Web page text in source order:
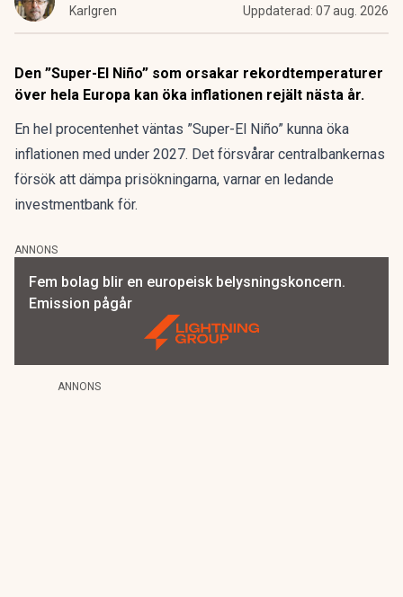
Karlgren
Uppdaterad: 07 aug. 2026
Den ”Super-El Niño” som orsakar rekordtemperaturer
över hela Europa kan öka inflationen rejält nästa år.
En hel procentenhet väntas ”Super-El Niño” kunna öka
inflationen med under 2027. Det försvårar centralbankernas
försök att dämpa prisökningarna, varnar en ledande
investmentbank för.
ANNONS
Fem bolag blir en europeisk belysningskoncern.
Emission pågår
ANNONS